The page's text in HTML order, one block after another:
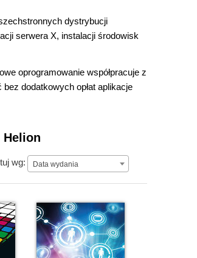
dystrybucji
serwera X, instalacji środowisk
oprogramowanie współpracuje z
dodatkowych opłat aplikacje
wg: Data wydania
Data wydania